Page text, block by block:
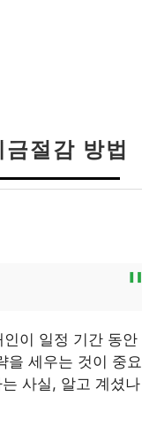
절감 방법
이 일정 기간 동안
을 세우는 것이 중요
사실, 알고 계셨나